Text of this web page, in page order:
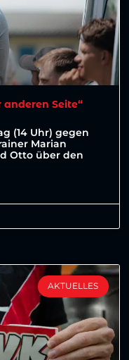
Seite“
(14 Uhr) gegen
Marian
Otto über den
AKTUELLES